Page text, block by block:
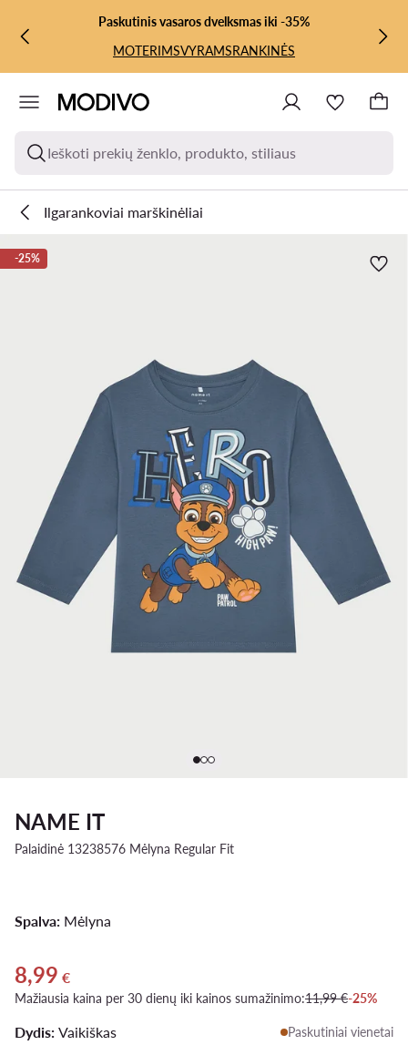
PEREITI PRIE PAGRINDINIO TURINIO
PEREITI Į PAIEŠKĄPaskutinis vasaros dvelksmas iki -35%
MOTERIMSVYRAMSRANKINĖS
Ieškoti prekių ženklo, produkto, stiliaus
Ilgarankoviai marškinėliai
-25%
NAME IT
Palaidinė 13238576 Mėlyna Regular Fit
Spalva: Mėlyna
Dabartinė kaina 8,99 €
8,99 €
Mažiausia kaina per 30 dienų iki kainos sumažinimo:11,99 €-25%
Dydis: Vaikiškas Paskutiniai vienetai